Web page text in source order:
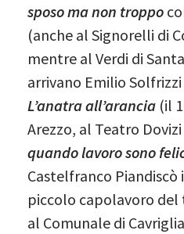
sposo ma non troppo
(anche al Signorelli di
mentre al Verdi di
arrivano Emilio
L’anatra all’arancia (il
Arezzo, al Teatro
quando lavoro sono
Castelfranco Piandiscò
piccolo capolavoro del
al Comunale di